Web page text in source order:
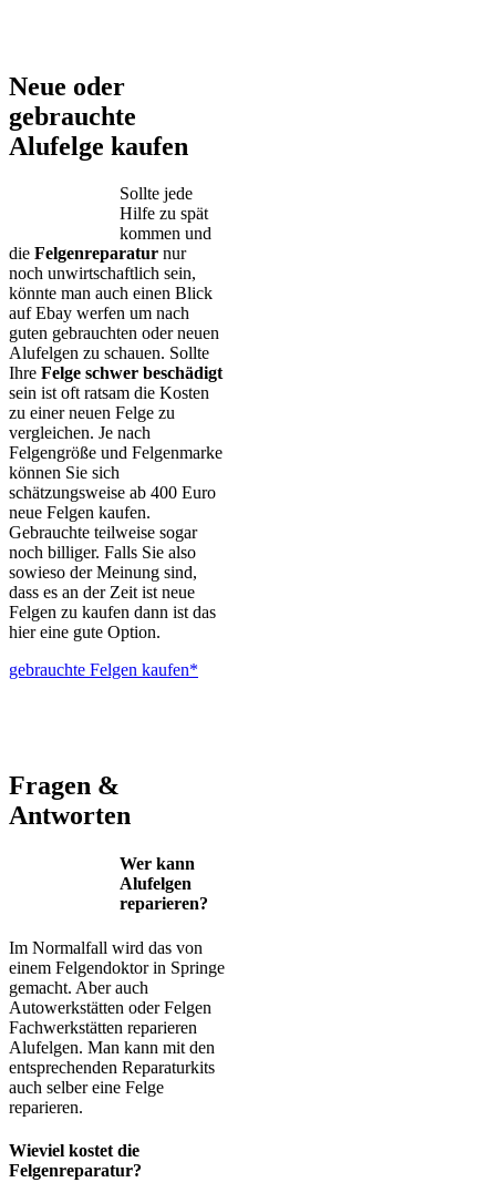
Neue oder
gebrauchte
Alufelge kaufen
Sollte jede
Hilfe zu spät
kommen und
die Felgenreparatur nur
noch unwirtschaftlich sein,
könnte man auch einen Blick
auf Ebay werfen um nach
guten gebrauchten oder neuen
Alufelgen zu schauen. Sollte
Ihre Felge schwer beschädigt
sein ist oft ratsam die Kosten
zu einer neuen Felge zu
vergleichen. Je nach
Felgengröße und Felgenmarke
können Sie sich
schätzungsweise ab 400 Euro
neue Felgen kaufen.
Gebrauchte teilweise sogar
noch billiger. Falls Sie also
sowieso der Meinung sind,
dass es an der Zeit ist neue
Felgen zu kaufen dann ist das
hier eine gute Option.
gebrauchte Felgen kaufen*
Fragen &
Antworten
Wer kann
Alufelgen
reparieren?
Im Normalfall wird das von
einem Felgendoktor in Springe
gemacht. Aber auch
Autowerkstätten oder Felgen
Fachwerkstätten reparieren
Alufelgen. Man kann mit den
entsprechenden Reparaturkits
auch selber eine Felge
reparieren.
Wieviel kostet die
Felgenreparatur?